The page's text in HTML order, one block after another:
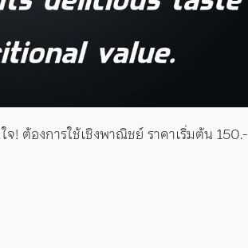
! ต้องการใช้เชิงพาณิชย์ ราคาเริ่มต้น 150.-